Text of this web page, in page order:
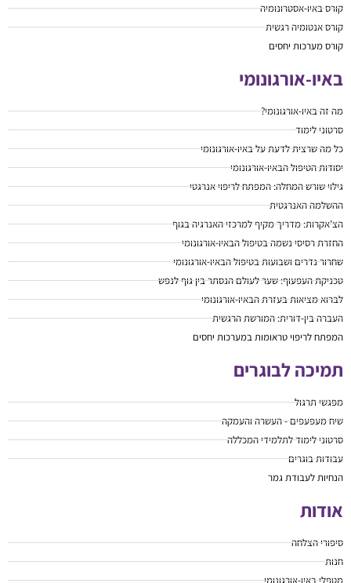
קורס באיו-אסטרונומיה
קורס אנטומיה רגשית
קורס מערכות יחסים
באיו-אורגונומי
מה זה באיו-אורגונומי?
סרטוני לימוד
כל מה שרצית לדעת על באיו-אורגונומי
יסודות הטיפול הבאיו-אורגונומי
גילוי שורש המחלה: המפתח לריפוי אנרגטי
ההשלמה האנרגטית
הצ’אקרות: מדריך מקיף למרכזי האנרגיה בגוף
החזרת רסיסי נשמה בטיפול הבאיו-אורגונומי
שחרור נדרים ושבועות בטיפול הבאיו-אורגונומי
טכניקת העפעוף: שער לעולם הנסתר בין גוף לנפש
לברוא מציאות בעזרת הבאיו-אורגונומי
העברה בין-דורית: המורשת הרגשית
המפתח לריפוי טראומות במערכות יחסים
תמיכה לבוגרים
מפגשי תרגול
שיח מעפעפים - העשרה והעמקה
סרטוני לימוד לתלמידי המכללה
עבודות בוגרים
הנחיות לעבודת גמר
אודות
סיפורי הצלחה
חנות
מטפלי באיו-אורגונומי